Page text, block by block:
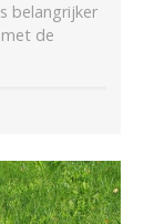
belangrijker
de